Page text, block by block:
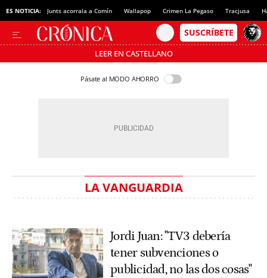
ES NOTICIA: Junts acorrala a Comín Wallapop Crimen La Pegaso Tracjusa
LEER EN CASTELLANO
Pásate al MODO AHORRO
LA VANGUARDIA
Jordi Juan: "TV3 debería
tener subvenciones o
publicidad, no las dos cosas"